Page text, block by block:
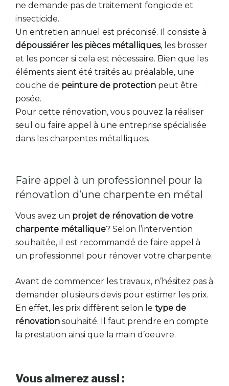
ne demande pas de traitement fongicide et
insecticide.
Un entretien annuel est préconisé. Il consiste à
dépoussiérer les pièces métalliques, les brosser
et les poncer si cela est nécessaire. Bien que les
éléments aient été traités au préalable, une
couche de peinture de protection peut être
posée.
Pour cette rénovation, vous pouvez la réaliser
seul ou faire appel à une entreprise spécialisée
dans les charpentes métalliques.
Faire appel à un professionnel pour la
rénovation d’une charpente en métal
Vous avez un projet de rénovation de votre
charpente métallique? Selon l’intervention
souhaitée, il est recommandé de faire appel à
un professionnel pour rénover votre charpente.
Avant de commencer les travaux, n’hésitez pas à
demander plusieurs devis pour estimer les prix.
En effet, les prix diffèrent selon le type de
rénovation souhaité. Il faut prendre en compte
la prestation ainsi que la main d’oeuvre.
Vous aimerez aussi :